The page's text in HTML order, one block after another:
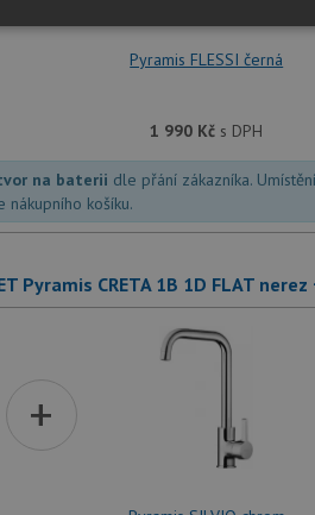
Pyramis FLESSI černá
1 990 Kč s DPH
na baterii dle přání zákazníka.
nákupního košíku.
Pyramis CRETA 1B 1D FLAT
+
Soubory cílení Funkční
Soubory cílení
správně používat.
dny
Tento cookie se používá k jedinečné
uživatelskou zkušenost.
Pro pokračující podporu lepivosti s
aktualizaci Chromium vytváříme další
pro každou z těchto funkcí lepivosti